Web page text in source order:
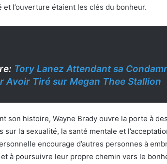
et l’ouverture étaient les clés du bonheur.
Tory Lanez Attendant sa
Avoir Tiré sur Megan Thee Stallion
son histoire, Wayne Brady ouvre la porte à
sur la sexualité, la santé mentale et
encourage d’autres personnes à
à poursuivre leur propre chemin vers le